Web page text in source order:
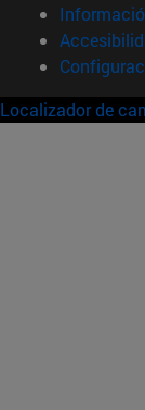
Localizador de